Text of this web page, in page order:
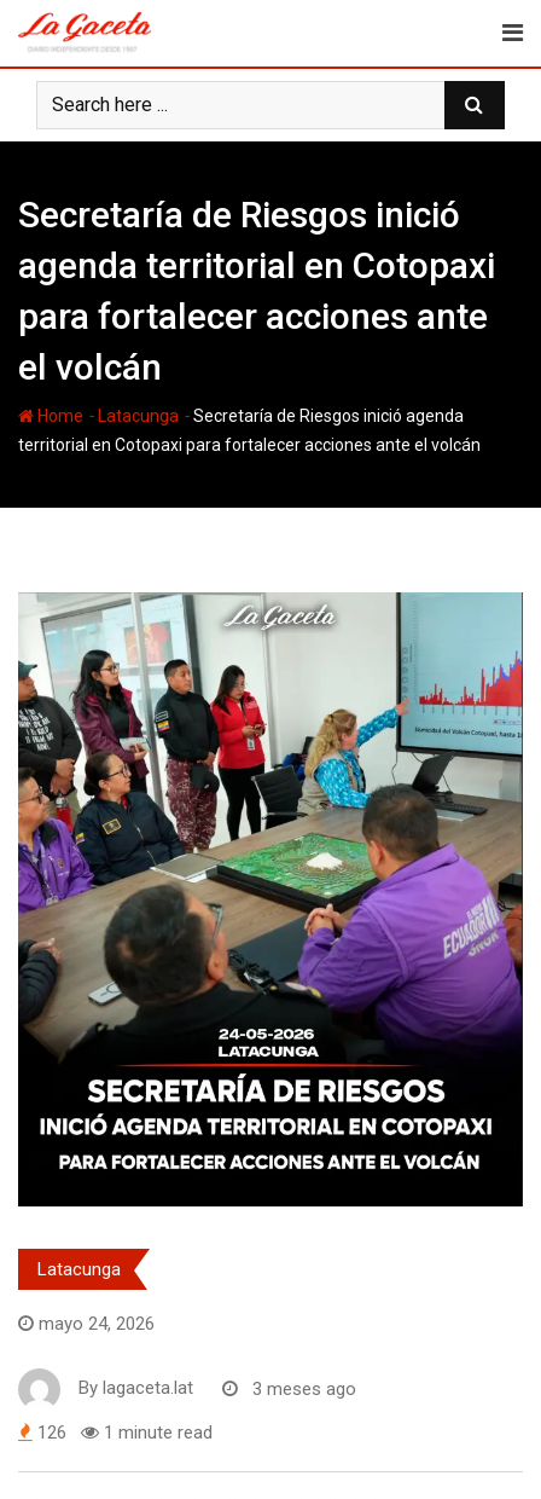
content
Secretaría de Riesgos inició
agenda territorial en Cotopaxi
para fortalecer acciones ante
el volcán
Home - Latacunga -Secretaría de Riesgos inició agenda
territorial en Cotopaxi para fortalecer acciones ante el volcán
Latacunga
mayo 24, 2026
By lagaceta.lat 3 meses ago
126 1 minute read